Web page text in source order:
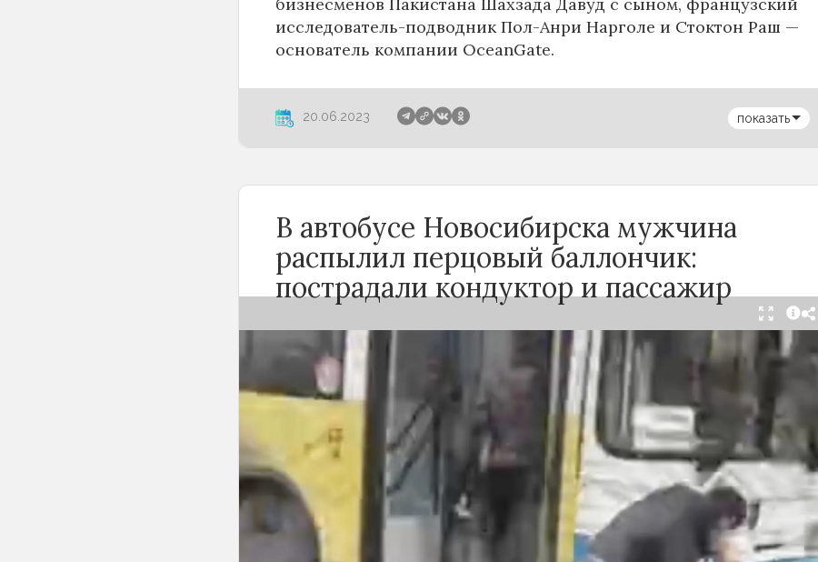
исследователь-подводник Пол-Анри Нарголе и Стоктон Раш —
основатель компании OceanGate.
20.06.2023 показать
В автобусе Новосибирска мужчина
распылил перцовый баллончик:
пострадали кондуктор и пассажир
Вечером 24 сентября в салоне автобуса маршрута №18 в
Новосибирске произошёл инцидент с применением перцового
баллончика. Как сообщили очевидцы в
Telegram-канале
«Инцидент Новосибирск»
, неизвестный мужчина с бородой
сначала вступил в перепалку с кондуктором, затем поссорился
с другими пассажирами. В ходе конфликта он достал газовый
баллончик и распылил его в салоне.
По предварительным данным, пострадали кондуктор и один из
пассажиров-мужчин. У них зафиксированы признаки